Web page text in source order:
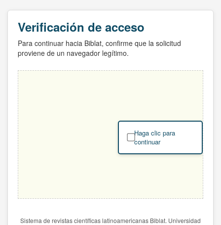
Verificación de acceso
Para continuar hacia Biblat, confirme que la solicitud
proviene de un navegador legítimo.
Haga clic para
continuar
Sistema de revistas científicas latinoamericanas Biblat. Universidad